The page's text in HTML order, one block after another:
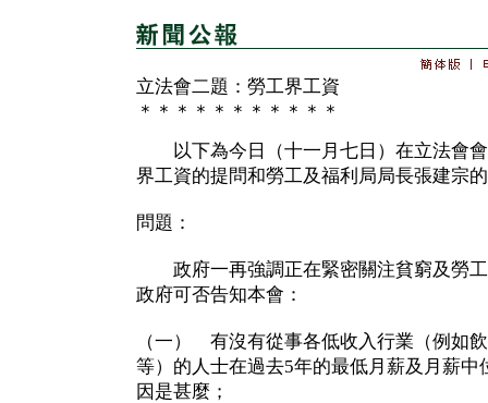
立法會二題：勞工界工資
＊＊＊＊＊＊＊＊＊＊＊
以下為今日（十一月七日）在立法會會
界工資的提問和勞工及福利局局長張建宗
問題：
政府一再強調正在緊密關注貧窮及勞工
政府可否告知本會：
（一） 有沒有從事各低收入行業（例如
等）的人士在過去5年的最低月薪及月薪
因是甚麼；